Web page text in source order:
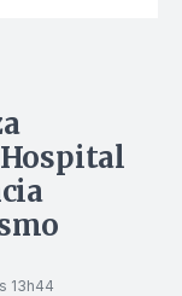
13h44